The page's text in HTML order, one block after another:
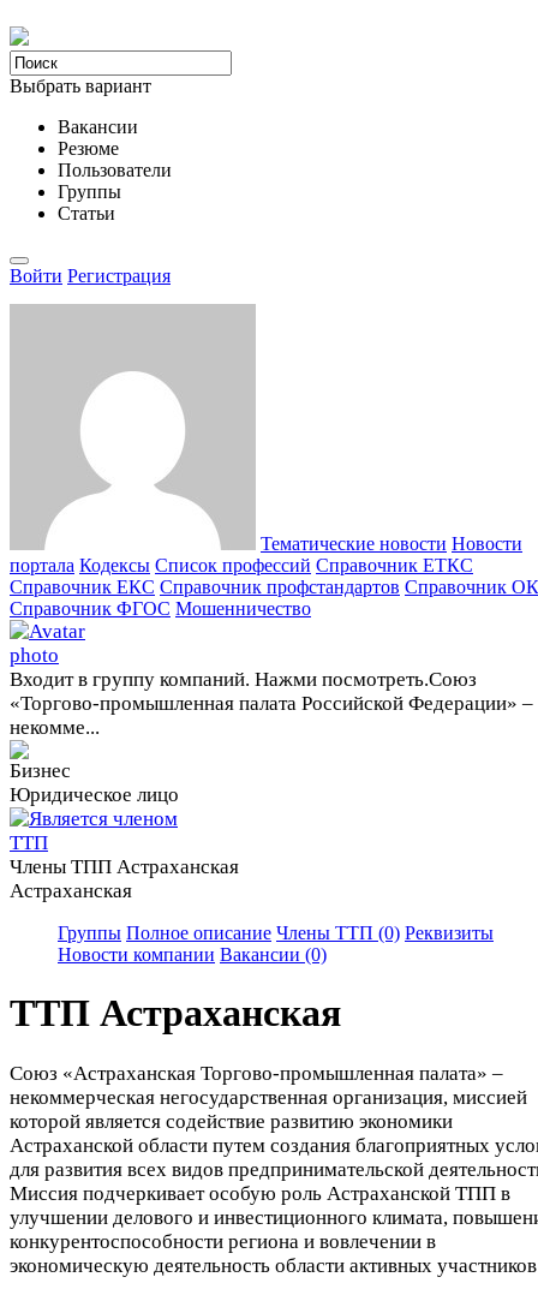
Выбрать вариант
Вакансии
Резюме
Пользователи
Группы
Статьи
Войти Регистрация
Тематические новости Новости
портала Кодексы Cписок профессий Справочник ЕТКС
Справочник ЕКС Справочник профстандартов Справочник
Справочник ФГОС Мошенничество
Входит в группу компаний. Нажми посмотреть.Союз
«Торгово-промышленная палата Российской Федерации» –
некомме...
Юридическое лицо
Члены ТПП Астраханская
Астраханская
Группы Полное описание Члены ТТП (0) Реквизиты
Новости компании Вакансии (0)
ТТП Астраханская
Союз «Астраханская Торгово-промышленная палата» –
некоммерческая негосударственная организация, миссией
которой является содействие развитию экономики
Астраханской области путем создания благоприятных
для развития всех видов предпринимательской
Миссия подчеркивает особую роль Астраханской ТПП в
улучшении делового и инвестиционного климата,
конкурентоспособности региона и вовлечении в
экономическую деятельность области активных